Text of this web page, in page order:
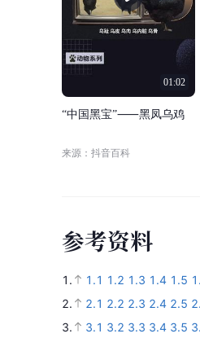
01:02
“中 国 黑宝”⸺黑凤乌鸡
来源：抖音百科
参考资料
1. 1.1 1.2 1.3 1.4 1.5
2.
2.1 2.2 2.3 2.4 2.5
3.
3.1 3.2 3.3 3.4 3.5